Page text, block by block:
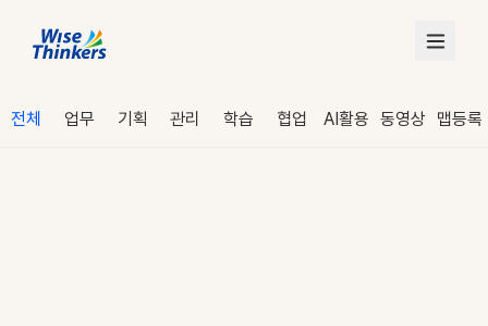
전체 업무 기획 관리 학습 협업 AI활용 동영상 맵등록